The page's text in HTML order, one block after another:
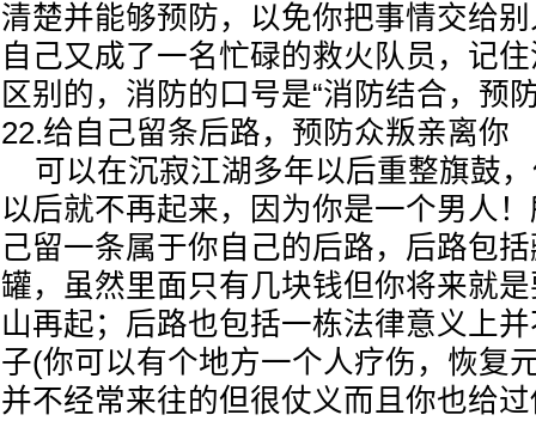
清楚并能够预防，以免你把事情交给
自己又成了一名忙碌的救火队员，记
区别的，消防的口号是“消防结合，
22.给自己留条后路，预防众叛亲离你
可以在沉寂江湖多年以后重整旗鼓
以后就不再起来，因为你是一个男人
己留一条属于你自己的后路，后路包
罐，虽然里面只有几块钱但你将来就
山再起；后路也包括一栋法律意义上
子(你可以有个地方一个人疗伤，恢复
并不经常来往的但很仗义而且你也给